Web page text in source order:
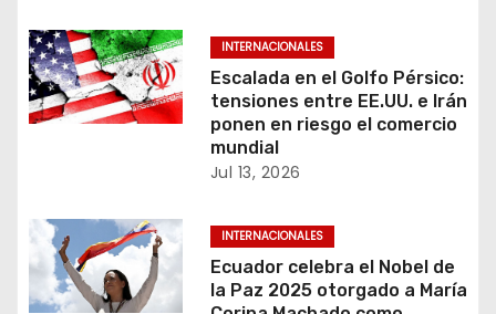
d
e
e
t
r
INTERNACIONALES
Escalada en el Golfo Pérsico:
tensiones entre EE.UU. e Irán
ponen en riesgo el comercio
mundial
Jul 13, 2026
INTERNACIONALES
Ecuador celebra el Nobel de
la Paz 2025 otorgado a María